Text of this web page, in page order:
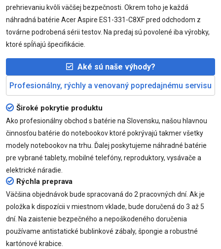
prehrievaniu kvôli väčšej bezpečnosti. Okrem toho je každá
náhradná batérie Acer Aspire ES1-331-C8XF pred odchodom z
továrne podrobená sérii testov. Na predaj sú povolené iba výrobky,
ktoré spĺňajú špecifikácie.
Aké sú naše výhody?
Profesionálny, rýchly a venovaný popredajnému servisu
Široké pokrytie produktu
Ako profesionálny obchod s batérie na Slovensku, našou hlavnou
činnosťou batérie do notebookov ktoré pokrývajú takmer všetky
modely notebookov na trhu. Ďalej poskytujeme náhradné batérie
pre vybrané tablety, mobilné telefóny, reproduktory, vysávače a
elektrické náradie.
Rýchla preprava
Väčšina objednávok bude spracovaná do 2 pracovných dní. Ak je
položka k dispozícii v miestnom vklade, bude doručená do 3 až 5
dní. Na zaistenie bezpečného a nepoškodeného doručenia
používame antistatické bublinkové zábaly, špongie a robustné
kartónové krabice.